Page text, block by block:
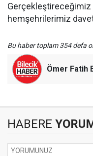
Gerçekleştireceğimiz
hemşehrilerimiz
Bu haber toplam 354 defa
Ömer Fatih
HABERE